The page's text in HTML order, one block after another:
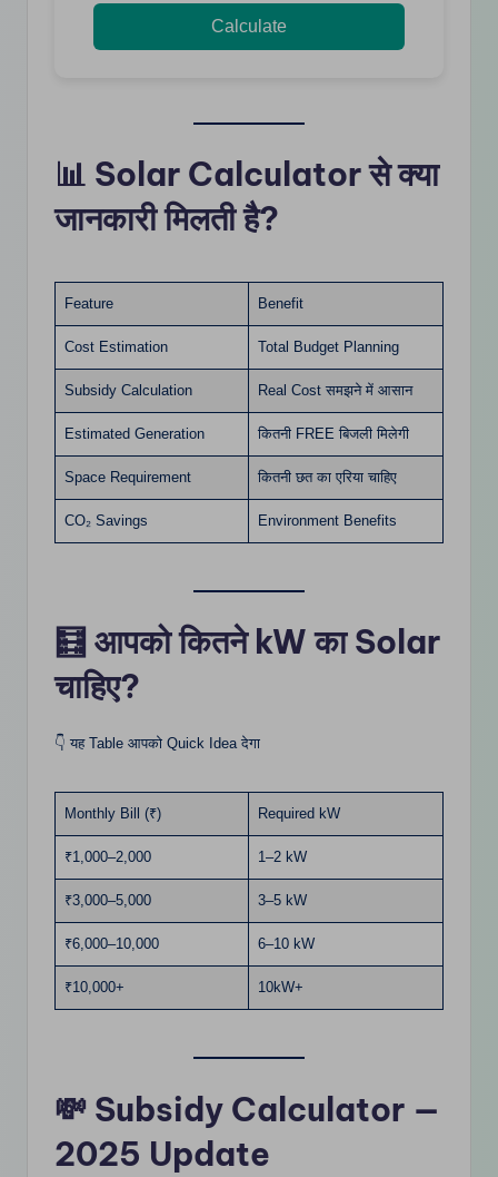
Calculate
📊 Solar Calculator से क्या
जानकारी मिलती है?
Feature Benefit
Cost Estimation Total Budget Planning
Subsidy Calculation Real Cost समझने में आसान
Estimated Generation कितनी FREE बिजली मिलेगी
Space Requirement कितनी छत का एरिया चाहिए
CO₂ Savings Environment Benefits
🧮 आपको कितने kW का Solar
चाहिए?
👇 यह Table आपको Quick Idea देगा
Monthly Bill (₹) Required kW
₹1,000–2,000 1–2 kW
₹3,000–5,000 3–5 kW
₹6,000–10,000 6–10 kW
₹10,000+ 10kW+
💸 Subsidy Calculator —
2025 Update